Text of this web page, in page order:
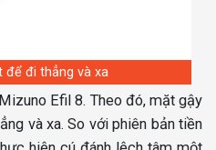
để đi thẳng và xa
Efil 8. Theo đó, mặt gậy
và xa. So với phiên bản tiền